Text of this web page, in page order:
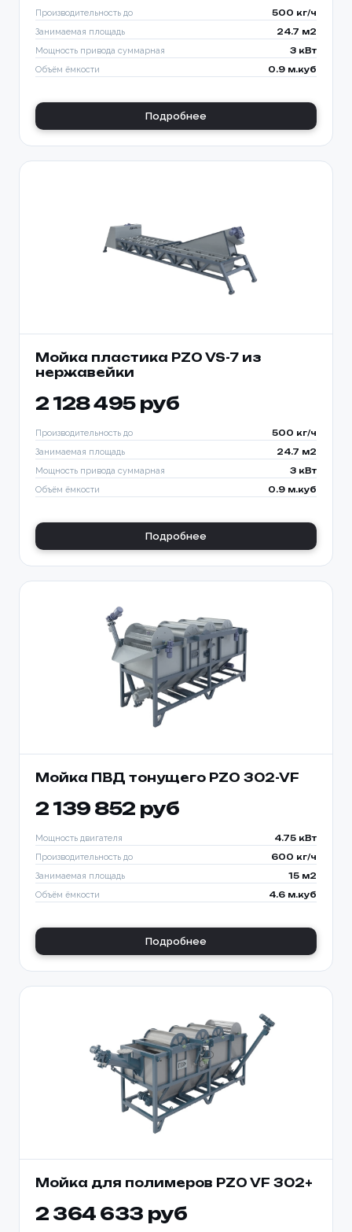
Производительность до 500 кг/ч
Занимаемая площадь 24.7 м2
Мощность привода суммарная 3 кВт
Объём ёмкости 0.9 м.куб
Подробнее
Мойка пластика PZO VS-7 из
нержавейки
2 128 495 руб
Производительность до 500 кг/ч
Занимаемая площадь 24.7 м2
Мощность привода суммарная 3 кВт
Объём ёмкости 0.9 м.куб
Подробнее
Мойка ПВД тонущего PZO 302-VF
2 139 852 руб
Мощность двигателя 4.75 кВт
Производительность до 600 кг/ч
Занимаемая площадь 15 м2
Объём ёмкости 4.6 м.куб
Подробнее
Мойка для полимеров PZO VF 302+
2 364 633 руб